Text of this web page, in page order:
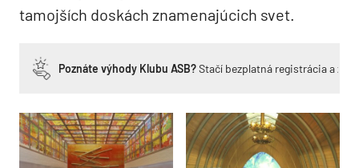
tamojších doskách znamenajúcich svet.
Poznáte výhody Klubu ASB?Stačí bezplatná registrácia a